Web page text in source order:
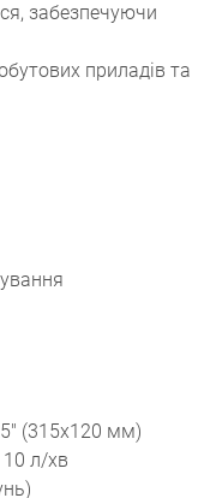
забезпечуючи
приладів та
(315х120 мм)
л/хв